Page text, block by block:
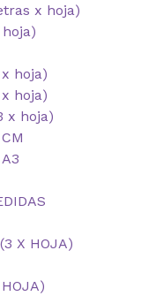
x hoja)
hoja)
x hoja)
x hoja)
x hoja)
X HOJA)